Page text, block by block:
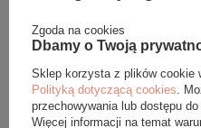
DANE SZCZEGÓŁOWE
OPINIE (0)
Zgoda na cookies
Dbamy o Twoją
Sklep korzysta z plików cookie
Polityką dotyczącą cookies .
przechowywania lub dostępu
Więcej informacji na temat